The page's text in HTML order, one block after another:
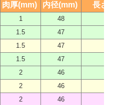
肉厚(mm) 内径(mm) 長さ
1 48
1.5 47
1.5 47
1.5 47
2 46
2 46
2 46